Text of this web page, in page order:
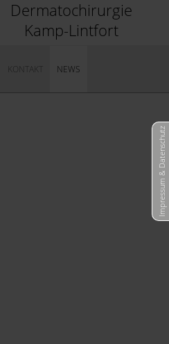
Impressum & Datenschutz
Dermatochirurgie
Kamp-Lintfort
KONTAKT NEWS